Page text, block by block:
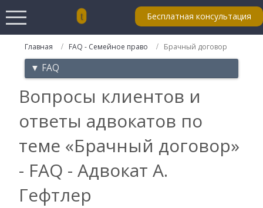
Бесплатная консультация
Главная FAQ - Семейное право Брачный договор
▼ FAQ
Вопросы клиентов и
ответы адвокатов по
теме «Брачный договор»
- FAQ - Адвокат А.
Гефтлер